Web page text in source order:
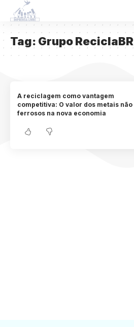
Tag: Grupo ReciclaBR
A reciclagem como vantagem
competitiva: O valor dos metais não
ferrosos na nova economia